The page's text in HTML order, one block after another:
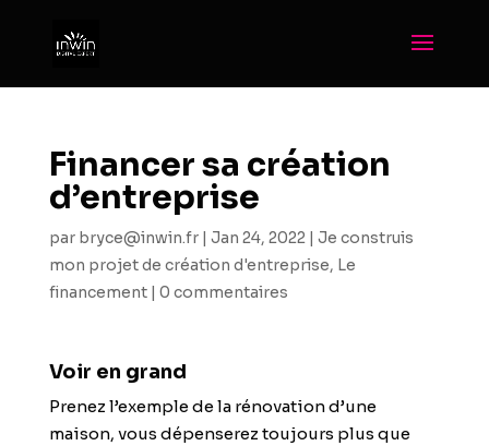
Financer sa création
d’entreprise
par bryce@inwin.fr| Jan 24, 2022| Je construis
mon projet de création d'entreprise, Le
financement| 0 commentaires
Voir en grand
Prenez l’exemple de la rénovation d’une
maison, vous dépenserez toujours plus que